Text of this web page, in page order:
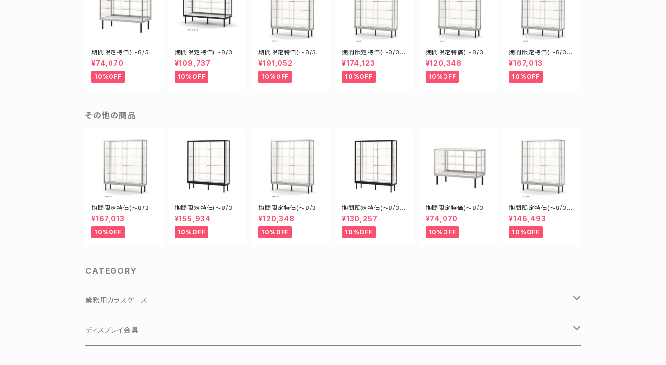
期間限定特価(～8/31)
H09450S W900D45
0H900mm 新型業務
用ガラスケース ショー
ケース
¥74,070
10%OFF
期間限定特価(～8/31)
H15450B W1500D45
0H900mm 新型業務
用ガラスケース ショー
ケース
¥109,737
10%OFF
期間限定特価(～8/31)
H18608S W1800D6
000H1800mm 新型
業務用ガラスケース シ
ョーケース
¥191,052
10%OFF
期間限定特価(～8/31)
H15608S W1500D6
00H1800mm 新型業
務用ガラスケース ショ
ーケース
¥174,123
10%OFF
期間限定特価(～8/31)
H09608S W900D6
00H1800mm 新型業
務用ガラスケース ショ
ーケース
¥120,348
10%OFF
期間限定特価(～8/31)
H18605S W1800D6
00H1500mm 新型業
務用ガラスケース ショ
ーケース
¥167,013
10%OFF
その他の商品
期間限定特価(～8/31)
H18605S W1800D6
00H1500mm 新型業
務用ガラスケース ショ
ーケース
¥167,013
10%OFF
期間限定特価(～8/31)
H15605B W1500D6
00H1500mm 新型業
務用ガラスケース ショ
ーケース
¥155,934
10%OFF
期間限定特価(～8/31)
H09608S W900D6
00H1800mm 新型業
務用ガラスケース ショ
ーケース
¥120,348
10%OFF
期間限定特価(～8/31)
H12605B W1200D6
00H1500mm 新型業
務用ガラスケース ショ
ーケース
¥130,257
10%OFF
期間限定特価(～8/31)
H09450S W900D45
0H900mm 新型業務
用ガラスケース ショー
ケース
¥74,070
10%OFF
期間限定特価(～8/31)
H18602S W1800D6
00H1200mm 新型業
務用ガラスケース ショ
ーケース
¥146,493
10%OFF
CATEGORY
業務用ガラスケース
KKKアルミアップケース
ディスプレイ金具